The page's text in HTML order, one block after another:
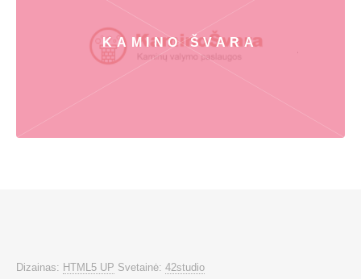
KAMINO ŠVARA
Dizainas: HTML5 UP Svetainė: 42studio